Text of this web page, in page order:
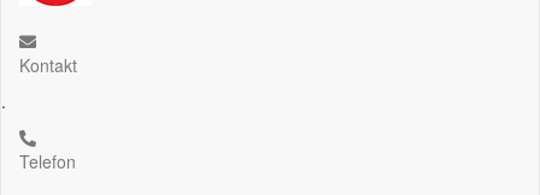
Kontakt
.
Telefon